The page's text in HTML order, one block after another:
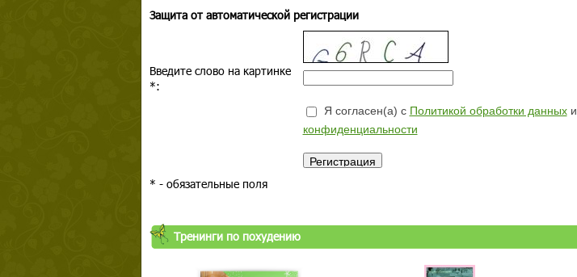
Защита от автоматической регистрации
Введите слово на картинке
*:
Я согласен(а) с Политикой обработки данныхи
конфиденциальности
* - обязательные поля
Тренинги по похудению